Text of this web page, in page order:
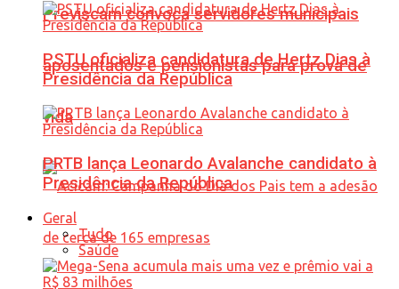
Previscam convoca servidores municipais
aposentados e pensionistas para prova de
vida
PSTU oficializa candidatura de Hertz Dias à
Presidência da República
PRTB lança Leonardo Avalanche candidato à
Presidência da República
Geral
Tudo
Saúde